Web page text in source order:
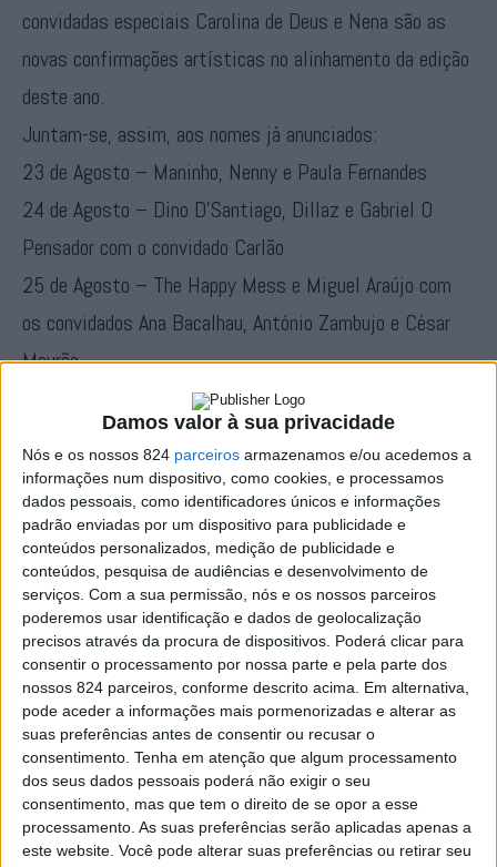
Damos valor à sua privacidade
Nós e os nossos 824 parceiros armazenamos e/ou acedemos a
informações num dispositivo, como cookies, e processamos
dados pessoais, como identificadores únicos e informações
padrão enviadas por um dispositivo para publicidade e
conteúdos personalizados, medição de publicidade e
conteúdos, pesquisa de audiências e desenvolvimento de
serviços. Com a sua permissão, nós e os nossos parceiros
poderemos usar identificação e dados de geolocalização
precisos através da procura de dispositivos. Poderá clicar para
consentir o processamento por nossa parte e pela parte dos
nossos 824 parceiros, conforme descrito acima. Em alternativa,
pode aceder a informações mais pormenorizadas e alterar as
suas preferências antes de consentir ou recusar o
consentimento. Tenha em atenção que algum processamento
dos seus dados pessoais poderá não exigir o seu
consentimento, mas que tem o direito de se opor a esse
processamento. As suas preferências serão aplicadas apenas a
este website. Você pode alterar suas preferências ou retirar seu
convidadas especiais Carolina de Deus e Nena são as
novas confirmações artísticas no alinhamento da edição
deste ano.
Juntam-se, assim, aos nomes já anunciados:
23 de Agosto – Maninho, Nenny e Paula Fernandes
24 de Agosto – Dino D’Santiago, Dillaz e Gabriel O
Pensador com o convidado Carlão
25 de Agosto – The Happy Mess e Miguel Araújo com
os convidados Ana Bacalhau, António Zambujo e César
Mourão
27 de Agosto – Amor Electro e The Jesus and Mary
St. Lundi é um cantor e compositor britânico que, em
pouco tempo, se tornou uma das novas vozes mais
empolgantes da pop mundial. Para isso contribuíram as
suas colaborações com as “estrelas” norueguesas Kygo
e Seeb e o lançamento do seu EP de estreia com o
single “Lost in Love”, que atingiram mais de 7 milhões
de streams. Com um timbre único e um enorme talento
para escrever canções de amor, St. Lundi promete um
concerto caloroso e arrebatador.